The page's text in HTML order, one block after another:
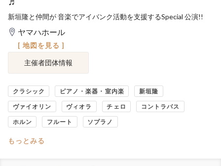
新垣隆と仲間が 音楽でアイバンク活動を支援するSpecial 公演!!
ヤマハホール
[ 地図を見る ]
主催者団体情報
クラシック ピアノ・楽器・室内楽 新垣隆
ヴァイオリン ヴィオラ チェロ コントラバス
ホルン フルート ソプラノ
もっとみる